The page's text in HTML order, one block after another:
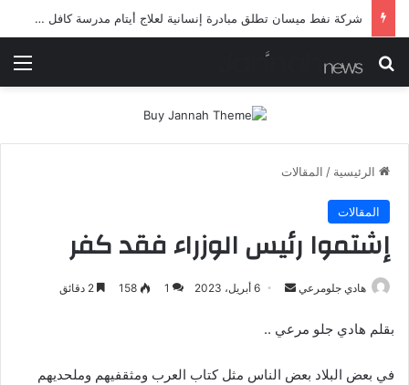
شرطة ميسان تلقي القبض على مطلقي العيارات النارية أثناء تشييع جنائزي في العمارة
بحث عن
الرئيسية / المقالات
المقالات
إشتموا رئيس الوزراء فقد كفر
هادي جلومرعي
أرسل
إلكترونيا
6 أبريل، 2023 1
158
بقلم هادي جلو مرعي ..
في بعض البلاد بعض الناس مثل كتاب العرب ومثقفيهم وملحديهم